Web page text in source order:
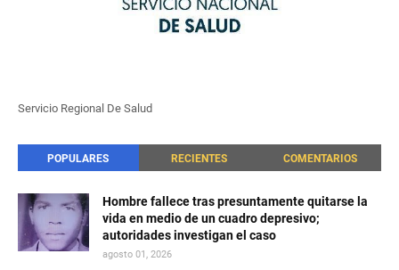
Servicio Regional De Salud
POPULARES RECIENTES COMENTARIOS
Hombre fallece tras presuntamente quitarse la
vida en medio de un cuadro depresivo;
autoridades investigan el caso
agosto 01, 2026